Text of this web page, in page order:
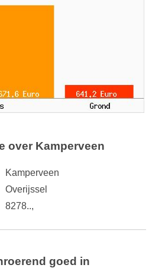
over Kamperveen
Kamperveen
Overijssel
8278..,
goed in